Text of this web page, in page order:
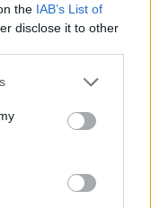
the IAB’s List of
disclose it to other
or more Google
You may click to
party tags to
in below Google
στον